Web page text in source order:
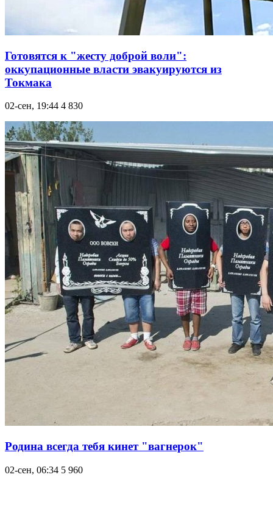
Готовятся к "жесту доброй воли":
оккупационные власти эвакуируются из
Токмака
02-сен, 19:44 4 830
Родина всегда тебя кинет "вагнерок"
02-сен, 06:34 5 960